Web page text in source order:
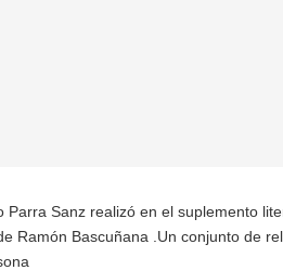
Parra Sanz realizó en el suplemento
Ramón Bascuñana .Un conjunto de